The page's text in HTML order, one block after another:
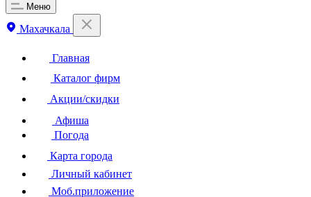
Меню
Махачкала
Главная
Каталог фирм
Акции/скидки
Афиша
Погода
Карта города
Личный кабинет
Моб.приложение